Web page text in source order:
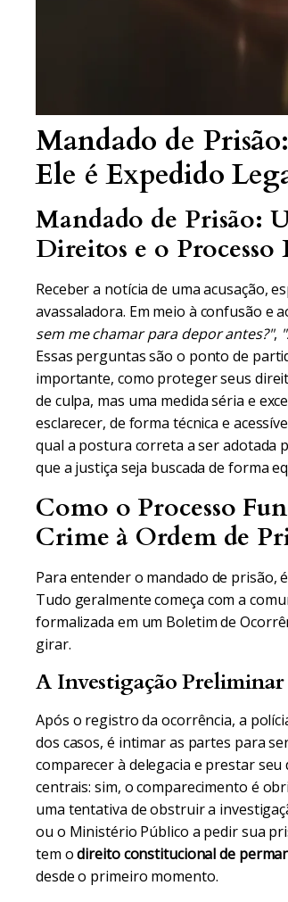
Mandado de
Ele é Expedido
Mandado de Prisão:
Direitos e o Processo
Receber a notícia de uma acusação,
avassaladora. Em meio à confusão e
sem me chamar para depor antes?",
Essas perguntas são o ponto de
importante, como proteger seus
de culpa, mas uma medida séria e
esclarecer, de forma técnica e
qual a postura correta a ser adotada
que a justiça seja buscada de forma
Como o Processo
Crime à Ordem de
Para entender o mandado de prisão,
Tudo geralmente começa com a
formalizada em um Boletim de
girar.
A Investigação
Após o registro da ocorrência, a
dos casos, é intimar as partes para
comparecer à delegacia e prestar
centrais: sim, o comparecimento é
uma tentativa de obstruir a
ou o Ministério Público a pedir sua
tem odireito constitucional de
desde o primeiro momento.